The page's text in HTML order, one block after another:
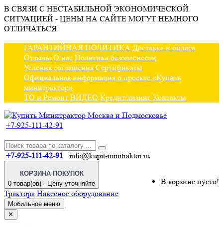
В СВЯЗИ С НЕСТАБИЛЬНОЙ ЭКОНОМИЧЕСКОЙ
СИТУАЦИЕЙ - ЦЕНЫ НА САЙТЕ МОГУТ НЕМНОГО
ОТЛИЧАТЬСЯ
ГАРАНТИЙНАЯ ПОЛИТИКА Доставка и оплата
Отзывы О нас Политика безопасности
Условия соглашения Сертификаты
Официальная информация о проекте «Купить
минитрактор»
ТО и Ремонт ВИДЕО Кредит/лизинг Контакты
+7-925-111-42-91
+7-925-111-42-91 info@kupit-minitraktor.ru
КОРЗИНА ПОКУПОК
0 товар(ов) - Цену уточняйте
В корзине пусто!
Трактора Навесное оборудование
Мобильное меню
✕